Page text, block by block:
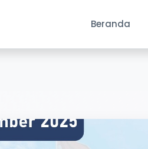
Beranda